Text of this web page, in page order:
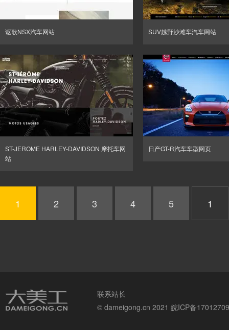
讴歌NSX汽车网站 SUV越野沙滩车汽车网站
ST-JEROME HARLEY-DAVIDSON 摩托车网
站
日产GT-R汽车车型网页
1 2 3 4 5
联系站长
© dameigong.cn 2021 皖ICP备